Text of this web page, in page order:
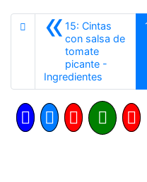
«15: Cintas
con salsa de
tomate
picante -
Ingredientes